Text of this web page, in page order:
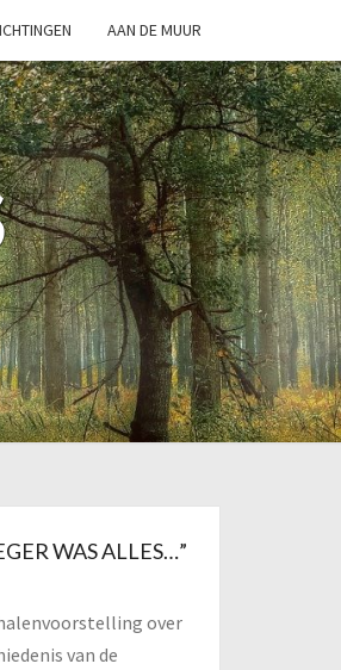
AAN DE MUUR
WAS ALLES…”
over
van de